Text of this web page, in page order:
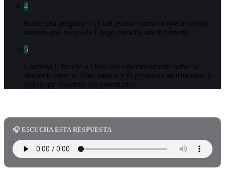
4
Hazle una pregunta: «¿Cuál es una forma en que he estado
ausente que no veo?» Luego escucha sin defenderte.
5
Confiesa la brecha a Dios: ora específicamente sobre la
distancia entre tu éxito laboral y tu presencia matrimonial, y
pídele que reordene tus prioridades.
🎧 ESCUCHA ESTA RESPUESTA